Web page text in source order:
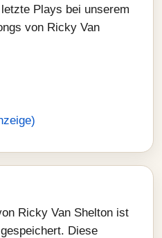
Plays bei unserem
von Ricky Van
Ricky Van Shelton ist
Diese